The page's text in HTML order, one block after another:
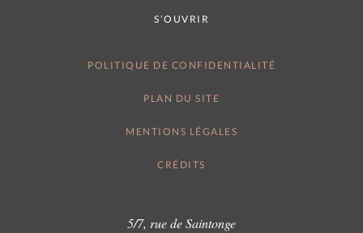
S’OUVRIR
POLITIQUE DE CONFIDENTIALITÉ
PLAN DU SITE
MENTIONS LÉGALES
CRÉDITS
5/7, rue de Saintonge